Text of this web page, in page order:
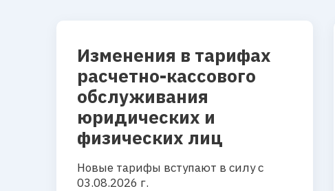
Изменения в тарифах
расчетно-кассового
обслуживания
юридических и
физических лиц
Новые тарифы вступают в силу с
03.08.2026 г.